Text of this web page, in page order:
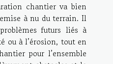
chantier va bien
à nu du terrain. Il
futurs liés à
ou à l’érosion, tout en
pour l’ensemble